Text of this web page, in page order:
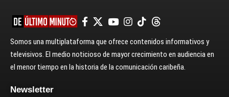
Somos una multiplataforma que ofrece contenidos informativos y
televisivos. El medio noticioso de mayor crecimiento en audiencia en
el menor tiempo en la historia de la comunicación caribeña.
Newsletter